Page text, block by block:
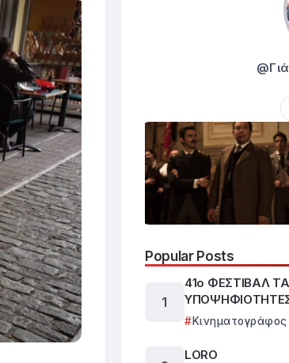
Popular Posts
41ο ΦΕΣΤΙΒΑΛ
Κινηματογράφος
LORO